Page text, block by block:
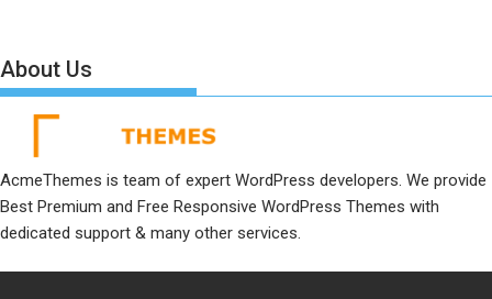
About Us
AcmeThemes is team of expert WordPress developers. We provide
Best Premium and Free Responsive WordPress Themes with
dedicated support & many other services.